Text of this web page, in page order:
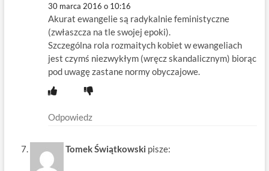
30 marca 2016 o 10:16
Akurat ewangelie są radykalnie feministyczne
(zwłaszcza na tle swojej epoki).
Szczególna rola rozmaitych kobiet w ewangeliach
jest czymś niezwykłym (wręcz skandalicznym) biorąc
pod uwagę zastane normy obyczajowe.
Odpowiedz
Tomek Świątkowski pisze: